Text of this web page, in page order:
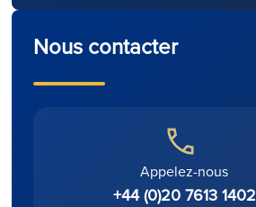
Nous contacter
Appelez-nous
+44 (0)20 7613 1402